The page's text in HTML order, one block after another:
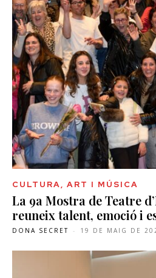
CULTURA, ART I MÚSICA
La 9a Mostra de Teatre
reuneix talent, emoció i
DONA SECRET - 19 DE MAIG DE